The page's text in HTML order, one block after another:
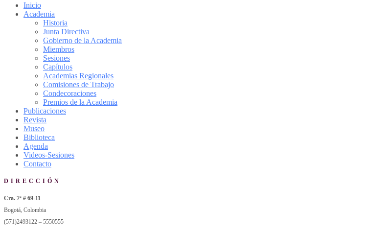
Inicio
Academia
Historia
Junta Directiva
Gobierno de la Academia
Miembros
Sesiones
Capítulos
Academias Regionales
Comisiones de Trabajo
Condecoraciones
Premios de la Academia
Publicaciones
Revista
Museo
Biblioteca
Agenda
Videos-Sesiones
Contacto
DIRECCIÓN
Cra. 7ª # 69-11
Bogotá, Colombia
(571)2493122 – 5550555